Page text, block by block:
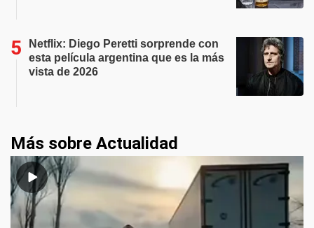
Netflix: Diego Peretti sorprende con
esta película argentina que es la más
vista de 2026
Más sobre Actualidad